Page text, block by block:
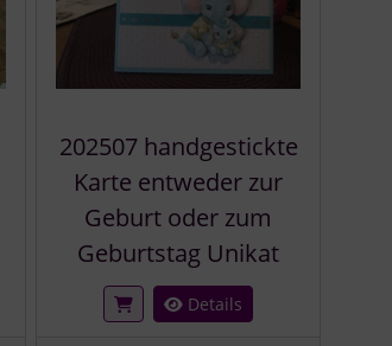
202507 handgestickte
Karte entweder zur
Geburt oder zum
Geburtstag Unikat
Details